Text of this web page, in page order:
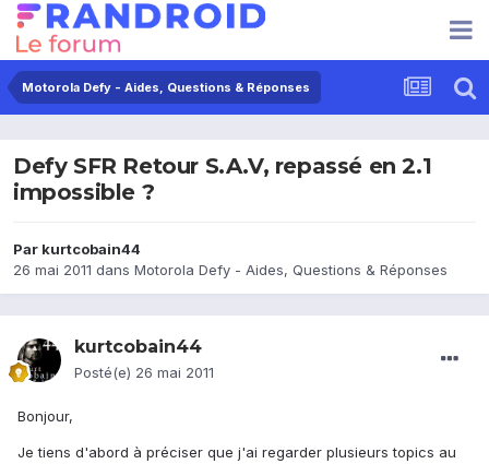
Motorola Defy - Aides, Questions & Réponses
Defy SFR Retour S.A.V, repassé en 2.1
impossible ?
Par kurtcobain44
26 mai 2011 dans Motorola Defy - Aides, Questions & Réponses
kurtcobain44
Posté(e) 26 mai 2011
Bonjour,
Je tiens d'abord à préciser que j'ai regarder plusieurs topics au